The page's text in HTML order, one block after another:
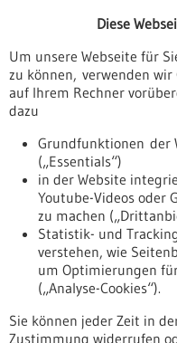
Veranstaltungen
Erscheinungsdatum
Nach oben
Informiert bleiben
Diese
Um unsere Webseite für
zu können, verwenden wir
auf Ihrem Rechner
dazu
Grundfunktionen der
(„Essentials“)
in der Website
Youtube-Videos oder
zu machen
Statistik- und
verstehen, wie
um Optimierungen
(„Analyse-Cookies“).
Sie können jeder Zeit in
Zustimmung widerrufen